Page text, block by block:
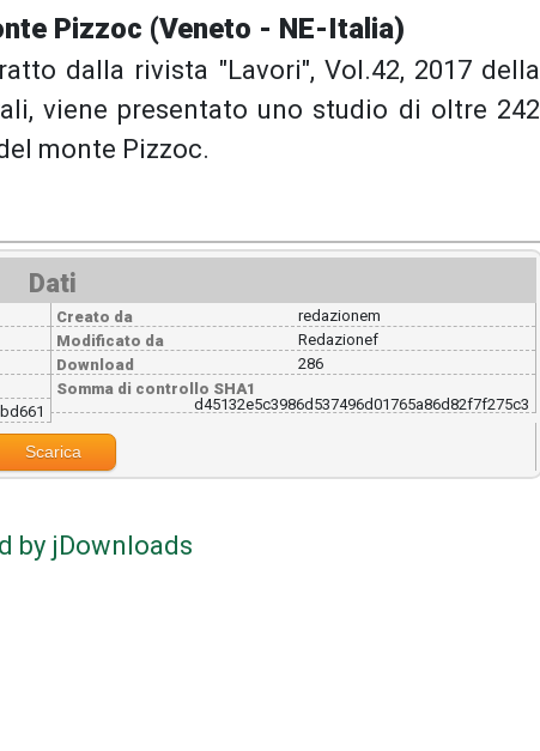
Pizzoc (Veneto - NE-Italia)
dalla rivista "Lavori", Vol.42, 2017 della
viene presentato uno studio di oltre 242
monte Pizzoc.
Dati
Creato da
redazionem
Modificato da
Redazionef
Download
286
Somma di controllo SHA1
d45132e5c3986d537496d01765a86d82f7f275c3
Scarica
by jDownloads